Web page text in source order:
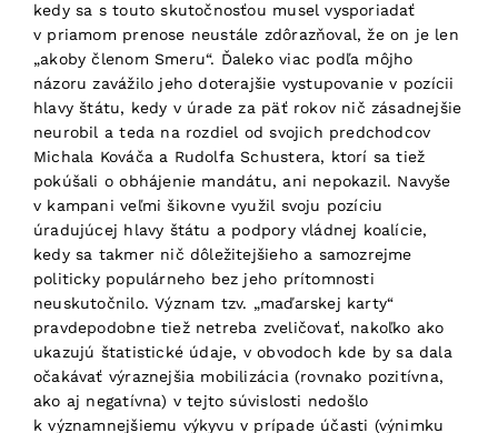
kedy sa s touto skutočnosťou musel vysporiadať
v priamom prenose neustále zdôrazňoval, že on je len
„akoby členom Smeru“. Ďaleko viac podľa môjho
názoru zavážilo jeho doterajšie vystupovanie v pozícii
hlavy štátu, kedy v úrade za päť rokov nič zásadnejšie
neurobil a teda na rozdiel od svojich predchodcov
Michala Kováča a Rudolfa Schustera, ktorí sa tiež
pokúšali o obhájenie mandátu, ani nepokazil. Navyše
v kampani veľmi šikovne využil svoju pozíciu
úradujúcej hlavy štátu a podpory vládnej koalície,
kedy sa takmer nič dôležitejšieho a samozrejme
politicky populárneho bez jeho prítomnosti
neuskutočnilo. Význam tzv. „maďarskej karty“
pravdepodobne tiež netreba zveličovať, nakoľko ako
ukazujú štatistické údaje, v obvodoch kde by sa dala
očakávať výraznejšia mobilizácia (rovnako pozitívna,
ako aj negatívna) v tejto súvislosti nedošlo
k významnejšiemu výkyvu v prípade účasti (výnimku